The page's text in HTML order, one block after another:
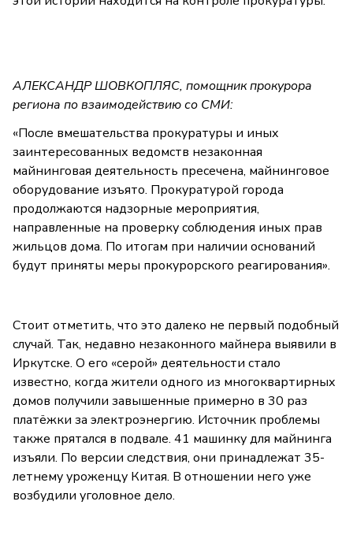
АЛЕКСАНДР ШОВКОПЛЯС, помощник прокурора
региона по взаимодействию со СМИ:
«После вмешательства прокуратуры и иных
заинтересованных ведомств незаконная
майнинговая деятельность пресечена, майнинговое
оборудование изъято. Прокуратурой города
продолжаются надзорные мероприятия,
направленные на проверку соблюдения иных прав
жильцов дома. По итогам при наличии оснований
будут приняты меры прокурорского реагирования».
Стоит отметить, что это далеко не первый подобный
случай. Так, недавно незаконного майнера выявили в
Иркутске. О его «серой» деятельности стало
известно, когда жители одного из многоквартирных
домов получили завышенные примерно в 30 раз
платёжки за электроэнергию. Источник проблемы
также прятался в подвале. 41 машинку для майнинга
изъяли. По версии следствия, они принадлежат 35-
летнему уроженцу Китая. В отношении него уже
возбудили уголовное дело.